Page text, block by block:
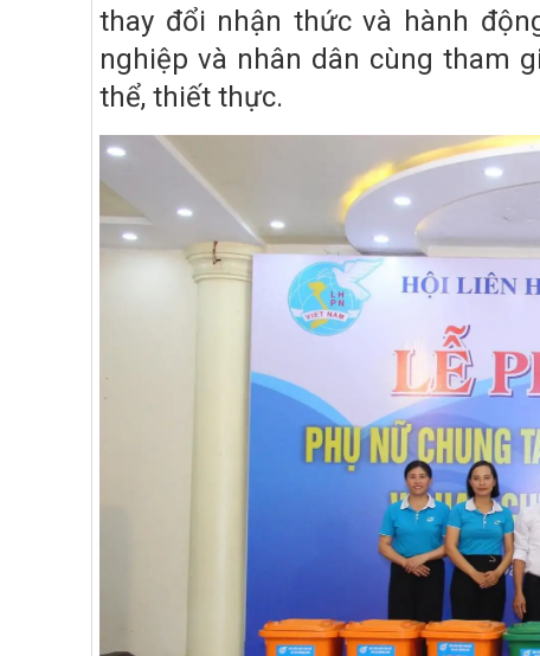
thay đổi nhận thức và hành
nghiệp và nhân dân cùng tham
thể, thiết thực.